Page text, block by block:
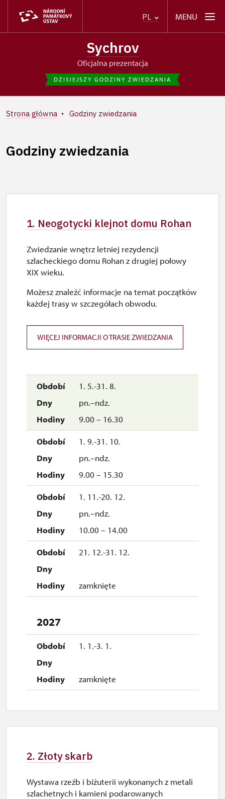
PL MENU
Sychrov
Oficjalna prezentacja
DZISIEJSZY GODZINY ZWIEDZANIA
Strona główna Godziny zwiedzania
Godziny zwiedzania
1. Neogotycki klejnot domu Rohan
1. 5.-31. 8.
pn.–ndz.
9.00 – 16.30
1. 9.-31. 10.
pn.–ndz.
9.00 – 15.30
1. 11.-20. 12.
pn.–ndz.
10.00 – 14.00
21. 12.-31. 12.
zamknięte
2027
1. 1.-3. 1.
zamknięte
Zwiedzanie wnętrz letniej rezydencji
szlacheckiego domu Rohan z drugiej połowy
XIX wieku.
Możesz znaleźć informacje na temat początków
każdej trasy w szczegółach obwodu.
WIĘCEJ INFORMACJI O TRASIE ZWIEDZANIA
2. Złoty skarb
Wystawa rzeźb i biżuterii wykonanych z metali
szlachetnych i kamieni podarowanych